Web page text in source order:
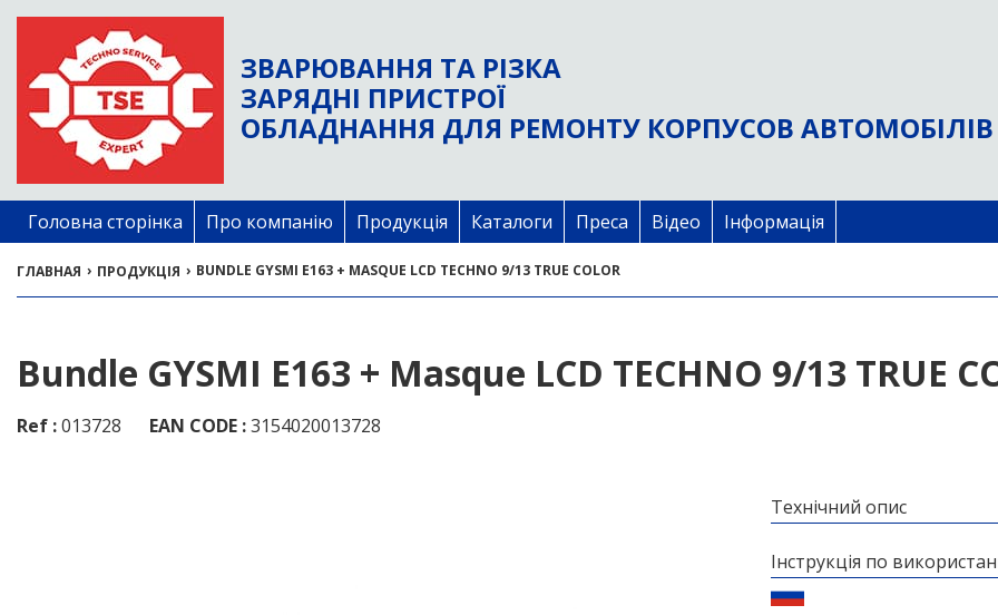
ЗВАРЮВАННЯ ТА РІЗКА
ЗАРЯДНІ ПРИСТРОЇ
ОБЛАДНАННЯ ДЛЯ РЕМОНТУ КОРПУСОВ АВТОМОБІЛІВ
Головна сторінка Про компанію Продукція Каталоги Преса Відео Інформація
ГЛАВНАЯ › ПРОДУКЦІЯ › BUNDLE GYSMI E163 + MASQUE LCD TECHNO 9/13 TRUE COLOR
Bundle GYSMI E163 + Masque LCD TECHNO 9/13 TRUE
Ref :013728 EAN CODE :3154020013728
Технічний опис
Інструкція по